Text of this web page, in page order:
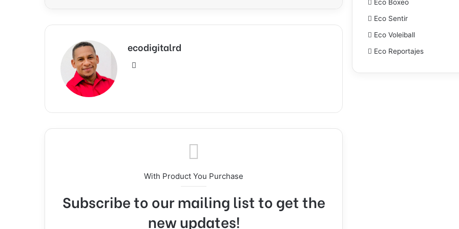
ecodigitalrd
With Product You Purchase
Subscribe to our mailing list to get the
new updates!
Eco Boxeo
Eco Sentir
Eco Voleiball
Eco Reportajes